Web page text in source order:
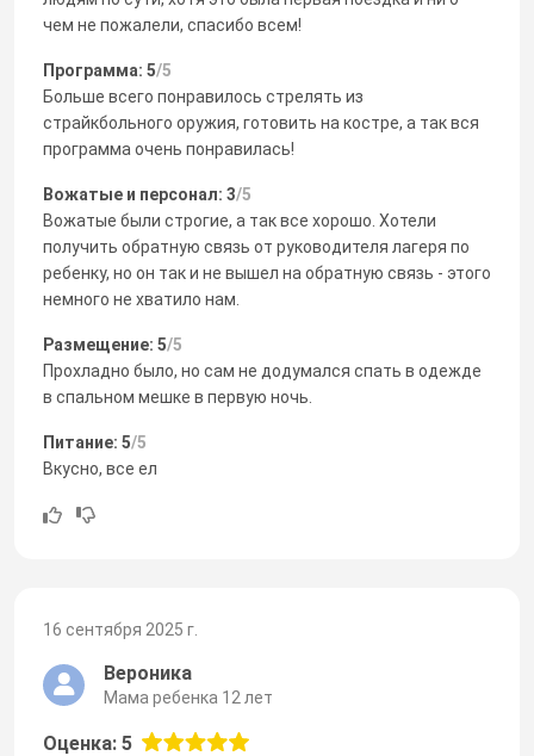
чем не пожалели, спасибо всем!
Программа: 5/5
Больше всего понравилось стрелять из
страйкбольного оружия, готовить на костре, а так вся
программа очень понравилась!
Вожатые и персонал: 3/5
Вожатые были строгие, а так все хорошо. Хотели
получить обратную связь от руководителя лагеря по
ребенку, но он так и не вышел на обратную связь - этого
немного не хватило нам.
Размещение: 5/5
Прохладно было, но сам не додумался спать в одежде
в спальном мешке в первую ночь.
Питание: 5/5
Вкусно, все ел
16 сентября 2025 г.
Вероника
Мама ребенка 12 лет
Оценка: 5